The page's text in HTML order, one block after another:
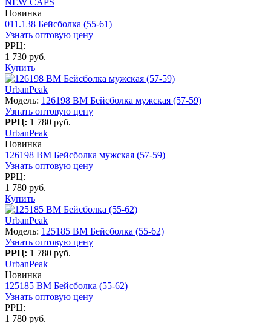
Новинка
011.138 Бейсболка (55-61)
Узнать оптовую цену
РРЦ:
1 730 руб.
Купить
UrbanPeak
Модель: 126198 BM Бейсболка мужская (57-59)
Узнать оптовую цену
РРЦ: 1 780 руб.
UrbanPeak
Новинка
126198 BM Бейсболка мужская (57-59)
Узнать оптовую цену
РРЦ:
1 780 руб.
Купить
UrbanPeak
Модель: 125185 BM Бейсболка (55-62)
Узнать оптовую цену
РРЦ: 1 780 руб.
UrbanPeak
Новинка
125185 BM Бейсболка (55-62)
Узнать оптовую цену
РРЦ:
1 780 руб.